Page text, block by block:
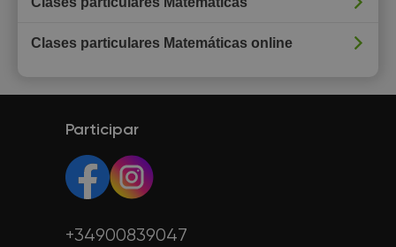
Clases particulares Matemáticas online
Participar
+34900839047